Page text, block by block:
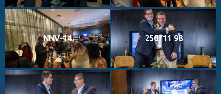
NNV-14 250711 98